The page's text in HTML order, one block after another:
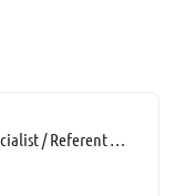
(Junior) Treasury Specialist / Referent Treasury (m/w/d)*